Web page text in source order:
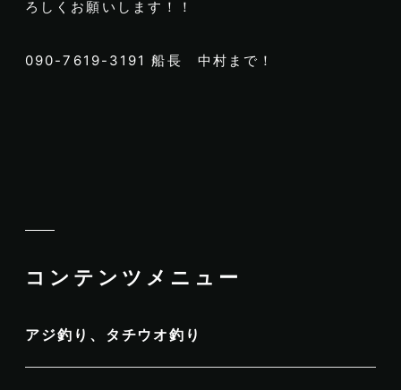
ろしくお願いします！！
090-7619-3191 船長 中村まで！
コンテンツメニュー
アジ釣り、タチウオ釣り